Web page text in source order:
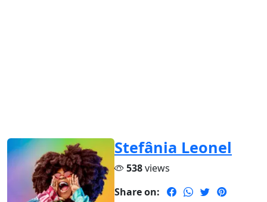
Stefânia Leonel
538views
Share on: